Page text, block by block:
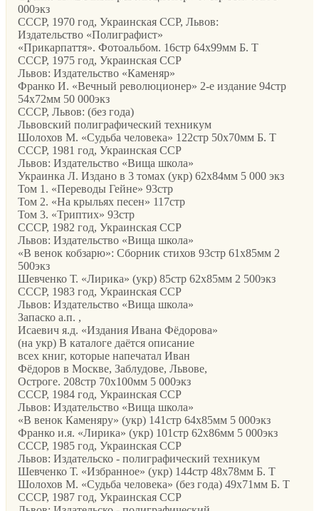
000экз
СССР, 1970 год, Украинская ССР, Львов:
Издательство «Полиграфист»
«Прикарпаття». Фотоальбом. 16стр 64х99мм Б. Т
CCCР, 1975 год, Украинская ССР
Львов: Издательство «Каменяр»
Франко И. «Вечный революционер» 2-е издание 94стр
54х72мм 50 000экз
СССР, Львов: (без года)
Львовский полиграфический техникум
Шолохов М. «Судьба человека» 122стр 50х70мм Б. Т
CCCР, 1981 год, Украинская ССР
Львов: Издательство «Вища школа»
Украинка Л. Издано в 3 томах (укр) 62х84мм 5 000 экз
Том 1. «Переводы Гейне» 93стр
Том 2. «На крыльях песен» 117стр
Том 3. «Триптих» 93стр
CCCР, 1982 год, Украинская ССР
Львов: Издательство «Вища школа»
«В венок кобзарю»: Сборник стихов 93стр 61х85мм 2
500экз
Шевченко Т. «Лирика» (укр) 85стр 62х85мм 2 500экз
CCCР, 1983 год, Украинская ССР
Львов: Издательство «Вища школа»
Запаско а.п. ,
Исаевич я.д. «Издания Ивана Фёдорова»
(на укр) В каталоге даётся описание
всех книг, которые напечатал Иван
Фёдоров в Москве, Заблудове, Львове,
Остроге. 208стр 70х100мм 5 000экз
CCCР, 1984 год, Украинская ССР
Львов: Издательство «Вища школа»
«В венок Каменяру» (укр) 141стр 64х85мм 5 000экз
Франко и.я. «Лирика» (укр) 101стр 62х86мм 5 000экз
CCCР, 1985 год, Украинская ССР
Львов: Издательско - полиграфический техникум
Шевченко Т. «Избранное» (укр) 144стр 48х78мм Б. Т
Шолохов М. «Судьба человека» (без года) 49х71мм Б. Т
CCCР, 1987 год, Украинская ССР